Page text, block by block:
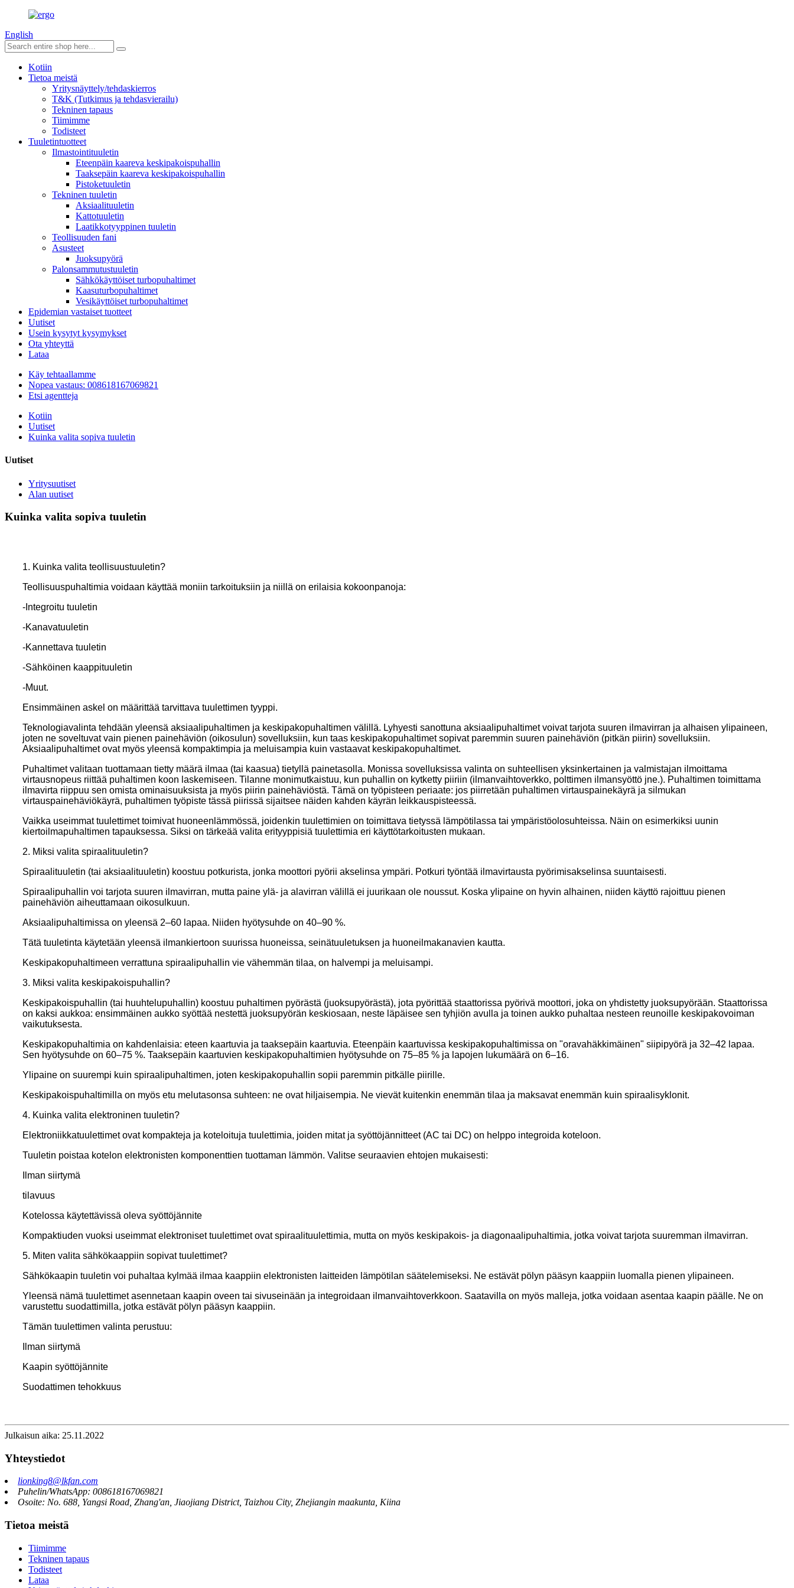
English
Kotiin
Tietoa meistä
Yritysnäyttely/tehdaskierros
T&K (Tutkimus ja tehdasvierailu)
Tekninen tapaus
Tiimimme
Todisteet
Tuuletintuotteet
Ilmastointituuletin
Eteenpäin kaareva keskipakoispuhallin
Taaksepäin kaareva keskipakoispuhallin
Pistoketuuletin
Tekninen tuuletin
Aksiaalituuletin
Kattotuuletin
Laatikkotyyppinen tuuletin
Teollisuuden fani
Asusteet
Juoksupyörä
Palonsammutustuuletin
Sähkökäyttöiset turbopuhaltimet
Kaasuturbopuhaltimet
Vesikäyttöiset turbopuhaltimet
Epidemian vastaiset tuotteet
Uutiset
Usein kysytyt kysymykset
Ota yhteyttä
Lataa
Käy tehtaallamme
Nopea vastaus: 008618167069821
Etsi agentteja
Kotiin
Uutiset
Kuinka valita sopiva tuuletin
Uutiset
Yritysuutiset
Alan uutiset
Kuinka valita sopiva tuuletin
1. Kuinka valita teollisuustuuletin?
Teollisuuspuhaltimia voidaan käyttää moniin tarkoituksiin ja niillä on erilaisia ​​kokoonpanoja:
-Integroitu tuuletin
-Kanavatuuletin
-Kannettava tuuletin
-Sähköinen kaappituuletin
-Muut.
Ensimmäinen askel on määrittää tarvittava tuulettimen tyyppi.
Teknologiavalinta tehdään yleensä aksiaalipuhaltimen ja keskipakopuhaltimen välillä. Lyhyesti sanottuna aksiaalipuhaltimet voivat tarjota suuren ilmavirran ja alhaisen ylipaineen,
joten ne soveltuvat vain pienen painehäviön (oikosulun) sovelluksiin, kun taas keskipakopuhaltimet sopivat paremmin suuren painehäviön (pitkän piirin) sovelluksiin.
Aksiaalipuhaltimet ovat myös yleensä kompaktimpia ja meluisampia kuin vastaavat keskipakopuhaltimet.
Puhaltimet valitaan tuottamaan tietty määrä ilmaa (tai kaasua) tietyllä painetasolla. Monissa sovelluksissa valinta on suhteellisen yksinkertainen ja valmistajan ilmoittama
virtausnopeus riittää puhaltimen koon laskemiseen. Tilanne monimutkaistuu, kun puhallin on kytketty piiriin (ilmanvaihtoverkko, polttimen ilmansyöttö jne.). Puhaltimen toimittama
ilmavirta riippuu sen omista ominaisuuksista ja myös piirin painehäviöstä. Tämä on työpisteen periaate: jos piirretään puhaltimen virtauspainekäyrä ja silmukan
virtauspainehäviökäyrä, puhaltimen työpiste tässä piirissä sijaitsee näiden kahden käyrän leikkauspisteessä.
Vaikka useimmat tuulettimet toimivat huoneenlämmössä, joidenkin tuulettimien on toimittava tietyssä lämpötilassa tai ympäristöolosuhteissa. Näin on esimerkiksi uunin
kiertoilmapuhaltimen tapauksessa. Siksi on tärkeää valita erityyppisiä tuulettimia eri käyttötarkoitusten mukaan.
2. Miksi valita spiraalituuletin?
Spiraalituuletin (tai aksiaalituuletin) koostuu potkurista, jonka moottori pyörii akselinsa ympäri. Potkuri työntää ilmavirtausta pyörimisakselinsa suuntaisesti.
Spiraalipuhallin voi tarjota suuren ilmavirran, mutta paine ylä- ja alavirran välillä ei juurikaan ole noussut. Koska ylipaine on hyvin alhainen, niiden käyttö rajoittuu pienen
painehäviön aiheuttamaan oikosulkuun.
Aksiaalipuhaltimissa on yleensä 2–60 lapaa. Niiden hyötysuhde on 40–90 %.
Tätä tuuletinta käytetään yleensä ilmankiertoon suurissa huoneissa, seinätuuletuksen ja huoneilmakanavien kautta.
Keskipakopuhaltimeen verrattuna spiraalipuhallin vie vähemmän tilaa, on halvempi ja meluisampi.
3. Miksi valita keskipakoispuhallin?
Keskipakoispuhallin (tai huuhtelupuhallin) koostuu puhaltimen pyörästä (juoksupyörästä), jota pyörittää staattorissa pyörivä moottori, joka on yhdistetty juoksupyörään. Staattorissa
on kaksi aukkoa: ensimmäinen aukko syöttää nestettä juoksupyörän keskiosaan, neste läpäisee sen tyhjiön avulla ja toinen aukko puhaltaa nesteen reunoille keskipakovoiman
vaikutuksesta.
Keskipakopuhaltimia on kahdenlaisia: eteen kaartuvia ja taaksepäin kaartuvia. Eteenpäin kaartuvissa keskipakopuhaltimissa on "oravahäkkimäinen" siipipyörä ja 32–42 lapaa.
Sen hyötysuhde on 60–75 %. Taaksepäin kaartuvien keskipakopuhaltimien hyötysuhde on 75–85 % ja lapojen lukumäärä on 6–16.
Ylipaine on suurempi kuin spiraalipuhaltimen, joten keskipakopuhallin sopii paremmin pitkälle piirille.
Keskipakoispuhaltimilla on myös etu melutasonsa suhteen: ne ovat hiljaisempia. Ne vievät kuitenkin enemmän tilaa ja maksavat enemmän kuin spiraalisyklonit.
4. Kuinka valita elektroninen tuuletin?
Elektroniikkatuulettimet ovat kompakteja ja koteloituja tuulettimia, joiden mitat ja syöttöjännitteet (AC tai DC) on helppo integroida koteloon.
Tuuletin poistaa kotelon elektronisten komponenttien tuottaman lämmön. Valitse seuraavien ehtojen mukaisesti:
Ilman siirtymä
tilavuus
Kotelossa käytettävissä oleva syöttöjännite
Kompaktiuden vuoksi useimmat elektroniset tuulettimet ovat spiraalituulettimia, mutta on myös keskipakois- ja diagonaalipuhaltimia, jotka voivat tarjota suuremman ilmavirran.
5. Miten valita sähkökaappiin sopivat tuulettimet?
Sähkökaapin tuuletin voi puhaltaa kylmää ilmaa kaappiin elektronisten laitteiden lämpötilan säätelemiseksi. Ne estävät pölyn pääsyn kaappiin luomalla pienen ylipaineen.
Yleensä nämä tuulettimet asennetaan kaapin oveen tai sivuseinään ja integroidaan ilmanvaihtoverkkoon. Saatavilla on myös malleja, jotka voidaan asentaa kaapin päälle. Ne on
varustettu suodattimilla, jotka estävät pölyn pääsyn kaappiin.
Tämän tuulettimen valinta perustuu:
Ilman siirtymä
Kaapin syöttöjännite
Suodattimen tehokkuus
Julkaisun aika: 25.11.2022
Yhteystiedot
lionking8@lkfan.com
Puhelin/WhatsApp: 008618167069821
Osoite: No. 688, Yangsi Road, Zhang'an, Jiaojiang District, Taizhou City, Zhejiangin maakunta, Kiina
Tietoa meistä
Tiimimme
Tekninen tapaus
Todisteet
Lataa